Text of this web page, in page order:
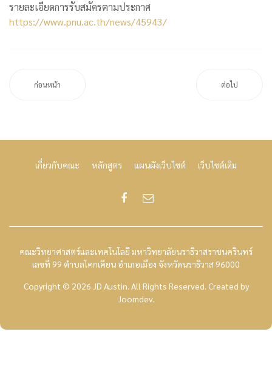
รายละเอียดการรับสมัครตามประกาศ
https://www.pnu.ac.th/news/45943/
ก่อนหน้า ต่อไป
เกี่ยวกับคณะ หลักสูตร แผนผังเว็บไซต์ เว็บไซต์เดิม
คณะวิทยาศาสตร์และเทคโนโลยี มหาวิทยาลัยนราธิวาสราชนครินทร์
เลขที่ 99 ตำบลโคกเคียน อำเภอเมือง จังหวัดนราธิวาส 96000
Copyright © 2026 JD Austin. All Rights Reserved. Created by
Joomdev.